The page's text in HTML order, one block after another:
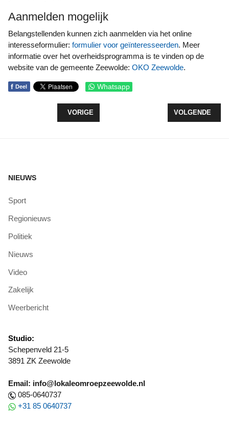
Aanmelden mogelijk
Belangstellenden kunnen zich aanmelden via het online
interesseformulier: formulier voor geïnteresseerden. Meer
informatie over het overheidsprogramma is te vinden op de
website van de gemeente Zeewolde: OKO Zeewolde.
f Deel Whatsapp
VORIG ARTIKEL: AMVZ PROMSCONCERT
VORIGE VOLGENDE
VOLGENDE
NIEUWS
Sport
Regionieuws
Politiek
Nieuws
Video
Zakelijk
Weerbericht
Studio:
Schepenveld 21-5
3891 ZK Zeewolde
Email: info@lokaleomroepzeewolde.nl
085-0640737
+31 85 0640737